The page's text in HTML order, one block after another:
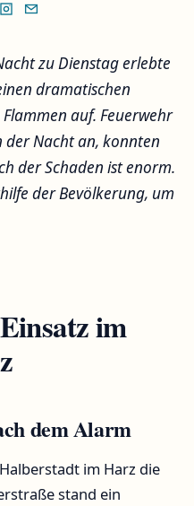
zu Dienstag erlebte
dramatischen
auf. Feuerwehr
Nacht an, konnten
der Schaden ist enorm.
der Bevölkerung, um
im
dem Alarm
im Harz die
stand ein